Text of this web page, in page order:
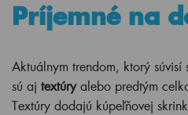
Príjemné na
Aktuálnym trendom, ktorý súvisí
sú aj textúryalebo predtým
Textúry dodajú kúpeľňovej